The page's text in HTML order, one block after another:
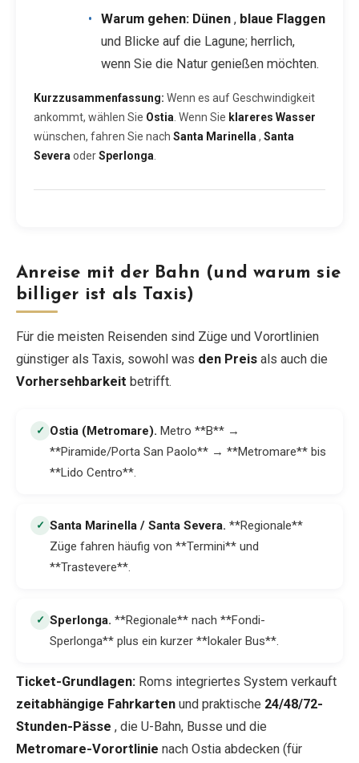
Warum gehen: Dünen , blaue Flaggen
und Blicke auf die Lagune; herrlich,
wenn Sie die Natur genießen möchten.
Kurzzusammenfassung: Wenn es auf Geschwindigkeit
ankommt, wählen Sie Ostia . Wenn Sie klareres Wasser
wünschen, fahren Sie nach Santa Marinella , Santa
Severa oderSperlonga
Anreise mit der Bahn (und warum sie
billiger ist als Taxis)
Für die meisten Reisenden sind Züge und Vorortlinien
günstiger als Taxis, sowohl was den Preis als auch die
Vorhersehbarkeit betrifft.
✓ Ostia (Metromare). Metro **B** →
**Piramide/Porta San Paolo** → **Metromare** bis
**Lido Centro**.
✓ Santa Marinella / Santa Severa. **Regionale**
Züge fahren häufig von **Termini** und
**Trastevere**.
✓ Sperlonga. **Regionale** nach **Fondi-
Sperlonga** plus ein kurzer **lokaler Bus**.
Ticket-Grundlagen: Roms integriertes System verkauft
zeitabhängige Fahrkarten und praktische 24/48/72-
Stunden-Pässe , die U-Bahn, Busse und die
Metromare-Vorortlinie nach Ostia abdecken (für